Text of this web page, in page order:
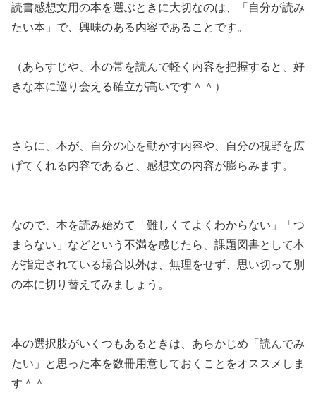
読書感想文用の本を選ぶときに大切なのは、「自分が読み
たい本」で、興味のある内容であることです。
（あらすじや、本の帯を読んで軽く内容を把握すると、好
きな本に巡り会える確立が高いです＾＾）
さらに、本が、自分の心を動かす内容や、自分の視野を広
げてくれる内容であると、感想文の内容が膨らみます。
なので、本を読み始めて「難しくてよくわからない」「つ
まらない」などという不満を感じたら、課題図書として本
が指定されている場合以外は、無理をせず、思い切って別
の本に切り替えてみましょう。
本の選択肢がいくつもあるときは、あらかじめ「読んでみ
たい」と思った本を数冊用意しておくことをオススメしま
す＾＾